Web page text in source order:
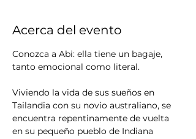
Acerca del evento
Conozca a Abi: ella tiene un bagaje,
tanto emocional como literal.
Viviendo la vida de sus sueños en
Tailandia con su novio australiano, se
encuentra repentinamente de vuelta
en su pequeño pueblo de Indiana